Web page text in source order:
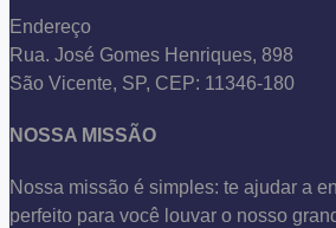
Endereço
Rua. José Gomes Henriques, 898
São Vicente, SP, CEP: 11346-180
NOSSA MISSÃO
Nossa missão é simples: te ajudar a
perfeito para você louvar o nosso